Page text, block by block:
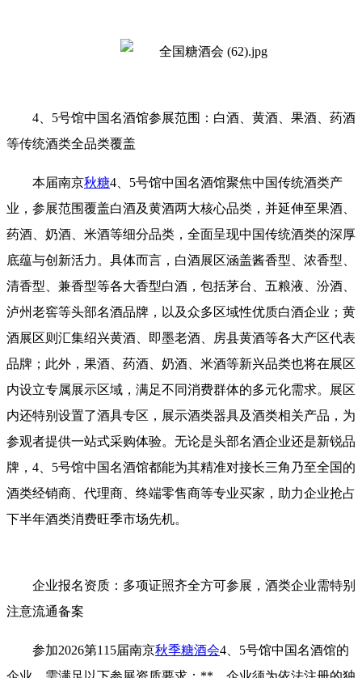
4、5号馆中国名酒馆参展范围：白酒、黄酒、果酒、药酒
等传统酒类全品类覆盖
本届南京秋糖4、5号馆中国名酒馆聚焦中国传统酒类产
业，参展范围覆盖白酒及黄酒两大核心品类，并延伸至果酒、
药酒、奶酒、米酒等细分品类，全面呈现中国传统酒类的深厚
底蕴与创新活力。具体而言，白酒展区涵盖酱香型、浓香型、
清香型、兼香型等各大香型白酒，包括茅台、五粮液、汾酒、
泸州老窖等头部名酒品牌，以及众多区域性优质白酒企业；黄
酒展区则汇集绍兴黄酒、即墨老酒、房县黄酒等各大产区代表
品牌；此外，果酒、药酒、奶酒、米酒等新兴品类也将在展区
内设立专属展示区域，满足不同消费群体的多元化需求。展区
内还特别设置了酒具专区，展示酒类器具及酒类相关产品，为
参观者提供一站式采购体验。无论是头部名酒企业还是新锐品
牌，4、5号馆中国名酒馆都能为其精准对接长三角乃至全国的
酒类经销商、代理商、终端零售商等专业买家，助力企业抢占
下半年酒类消费旺季市场先机。
企业报名资质：多项证照齐全方可参展，酒类企业需特别
注意流通备案
参加2026第115届南京秋季糖酒会4、5号馆中国名酒馆的